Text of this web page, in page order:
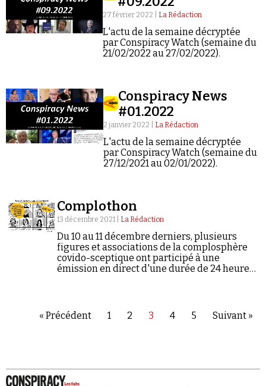
27 février 2022 | La Rédaction
L'actu de la semaine décryptée
par Conspiracy Watch (semaine du
21/02/2022 au 27/02/2022).
Conspiracy News
#01.2022
2 janvier 2022 | La Rédaction
L'actu de la semaine décryptée
par Conspiracy Watch (semaine du
27/12/2021 au 02/01/2022).
Complothon
13 décembre 2021 | La Rédaction
Du 10 au 11 décembre derniers, plusieurs
figures et associations de la complosphère
covido-sceptique ont participé à une
émission en direct d'une durée de 24 heures
« Précédent 1 2 3 4 5 Suivant »